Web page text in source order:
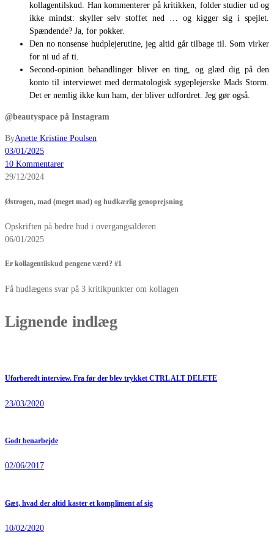
kollagentilskud. Han kommenterer på kritikken, folder studier ud og
ikke mindst: skyller selv stoffet ned … og kigger sig i spejlet.
Spændende? Ja, for pokker.
Den no nonsense hudplejerutine, jeg altid går tilbage til. Som virker
for ni ud af ti.
Second-opinion behandlinger bliver en ting, og glæd dig på den
konto til interviewet med dermatologisk sygeplejerske Mads Storm.
Det er nemlig ikke kun ham, der bliver udfordret. Jeg gør også.
@beautyspace på Instagram
ByAnette Kristine Poulsen
03/01/2025
10 Kommentarer
29/12/2024
Østrogen, mad (meget mad) og hudkærlig genoprejsning
Opskriften på bedre hud i overgangsalderen
06/01/2025
Er kollagentilskud pengene værd? #1
Få hudlægens svar på 3 kritikpunkter om kollagen
Lignende indlæg
Uforberedt interview. Fra før der blev trykket CTRL ALT DELETE
23/03/2020
Godt benarbejde
02/06/2017
Gæt, hvad der altid kaster et kompliment af sig
10/02/2020